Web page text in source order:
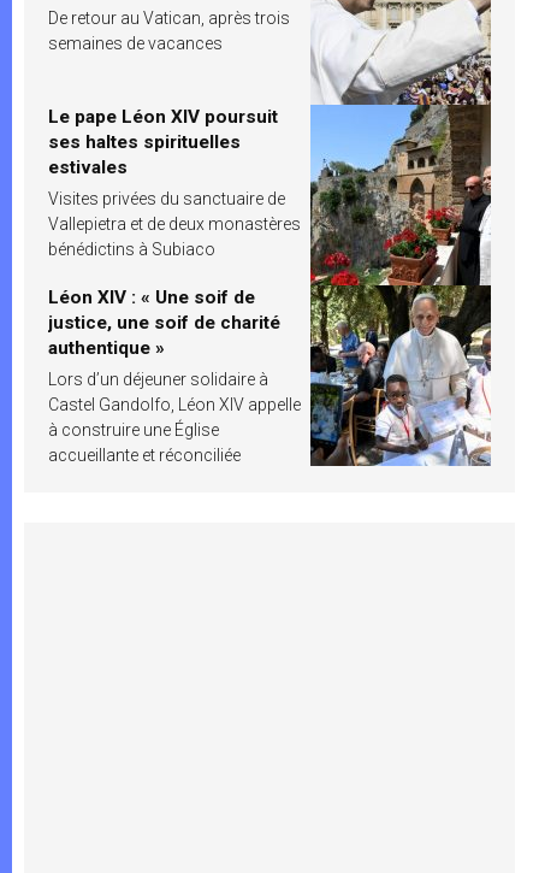
De retour au Vatican, après trois
semaines de vacances
Le pape Léon XIV poursuit
ses haltes spirituelles
estivales
Visites privées du sanctuaire de
Vallepietra et de deux monastères
bénédictins à Subiaco
Léon XIV : « Une soif de
justice, une soif de charité
authentique »
Lors d’un déjeuner solidaire à
Castel Gandolfo, Léon XIV appelle
à construire une Église
accueillante et réconciliée